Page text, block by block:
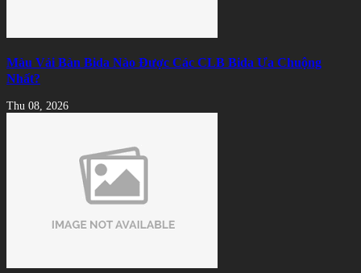
Màu Vải Bàn Bida Nào Được Các CLB Bida Ưa Chuộng
Nhất?
Thu 08, 2026